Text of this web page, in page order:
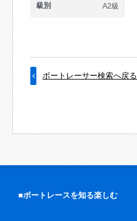
級別 A2級
ボートレーサー検索へ戻る
■ボートレースを知る楽しむ